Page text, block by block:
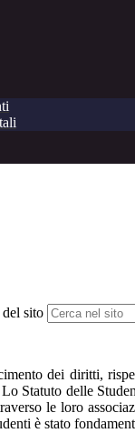
sito
dei diritti,
Statuto delle
le loro
è stato